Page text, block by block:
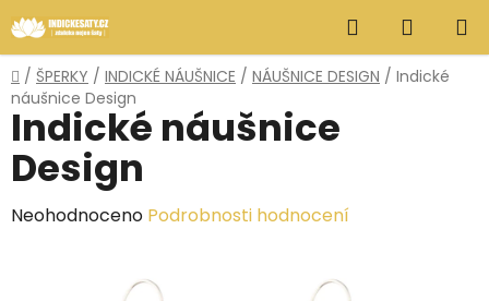
na
obsah
Hledat
KOŠÍK
Domů
/ ŠPERKY / INDICKÉ NÁUŠNICE / NÁUŠNICE DESIGN / Indické
náušnice Design
Indické náušnice
Design
Průměrné
Neohodnoceno Podrobnosti hodnocení